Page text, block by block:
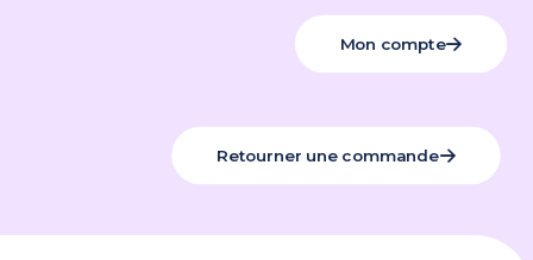
Mon compte
Retourner une commande